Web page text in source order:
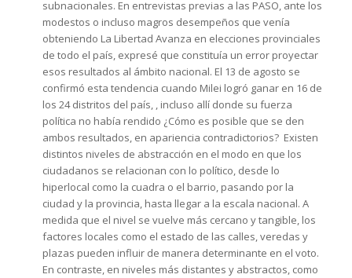
subnacionales. En entrevistas previas a las PASO, ante los
modestos o incluso magros desempeños que venía
obteniendo La Libertad Avanza en elecciones provinciales
de todo el país, expresé que constituía un error proyectar
esos resultados al ámbito nacional. El 13 de agosto se
confirmó esta tendencia cuando Milei logró ganar en 16 de
los 24 distritos del país, , incluso allí donde su fuerza
política no había rendido ¿Cómo es posible que se den
ambos resultados, en apariencia contradictorios? Existen
distintos niveles de abstracción en el modo en que los
ciudadanos se relacionan con lo político, desde lo
hiperlocal como la cuadra o el barrio, pasando por la
ciudad y la provincia, hasta llegar a la escala nacional. A
medida que el nivel se vuelve más cercano y tangible, los
factores locales como el estado de las calles, veredas y
plazas pueden influir de manera determinante en el voto.
En contraste, en niveles más distantes y abstractos, como